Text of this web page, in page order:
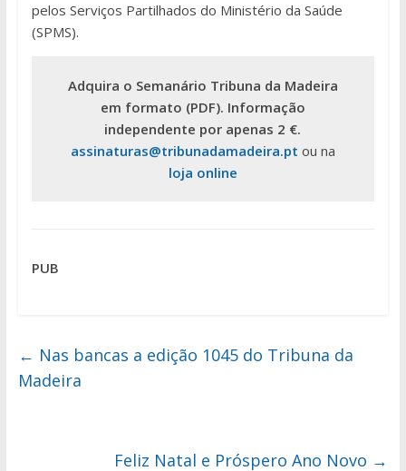
pelos Serviços Partilhados do Ministério da Saúde
(SPMS).
Adquira o Semanário Tribuna da Madeira
em formato (PDF). Informação
independente por apenas 2 €.
assinaturas@tribunadamadeira.pt ou na
loja online
PUB
← Nas bancas a edição 1045 do Tribuna da
Madeira
Feliz Natal e Próspero Ano Novo →